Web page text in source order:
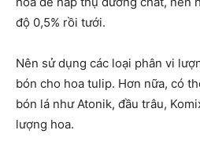
độ 0,5% rồi tưới.
Nên sử dụng các loại phân vi
bón cho hoa tulip. Hơn nữa, có
bón lá như Atonik, đầu trâu,
lượng hoa.